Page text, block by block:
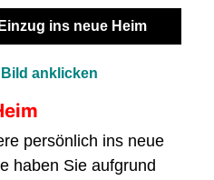
Einzug ins neue Heim
anklicken
persönlich ins neue
haben Sie aufgrund